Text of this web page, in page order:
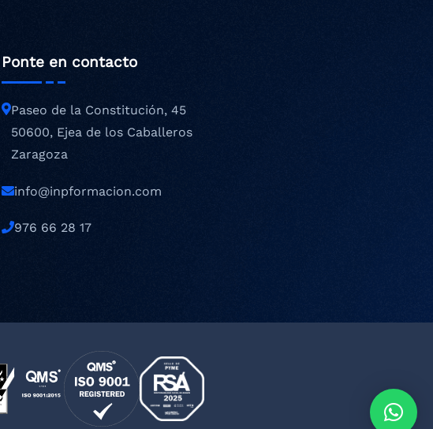
Ponte en contacto
Paseo de la Constitución, 45
50600, Ejea de los Caballeros
Zaragoza
info@inpformacion.com
976 66 28 17